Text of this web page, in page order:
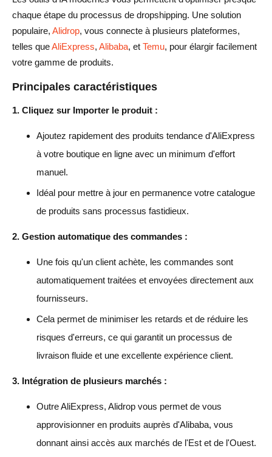
chaque étape du processus de dropshipping. Une solution
populaire, Alidrop, vous connecte à plusieurs plateformes,
telles queAliExpress, Alibaba, et Temu, pour élargir facilement
votre gamme de produits.
Principales caractéristiques
1. Cliquez sur Importer le produit :
Ajoutez rapidement des produits tendance d'AliExpress
à votre boutique en ligne avec un minimum d'effort
manuel.
Idéal pour mettre à jour en permanence votre catalogue
de produits sans processus fastidieux.
2. Gestion automatique des commandes :
Une fois qu'un client achète, les commandes sont
automatiquement traitées et envoyées directement aux
fournisseurs.
Cela permet de minimiser les retards et de réduire les
risques d'erreurs, ce qui garantit un processus de
livraison fluide et une excellente expérience client.
3. Intégration de plusieurs marchés :
Outre AliExpress, Alidrop vous permet de vous
approvisionner en produits auprès d'Alibaba, vous
donnant ainsi accès aux marchés de l'Est et de l'Ouest.